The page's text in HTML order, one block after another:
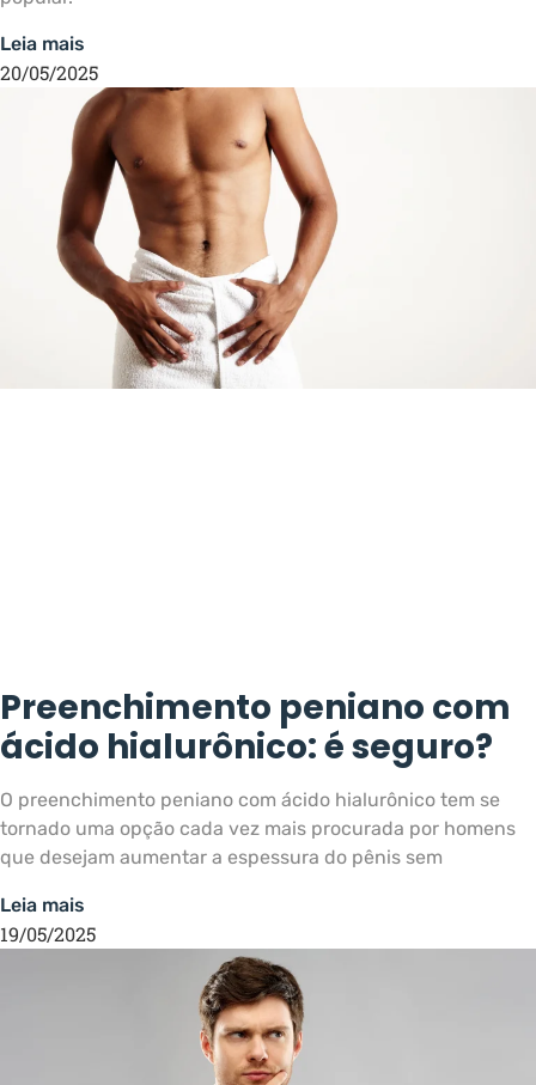
Leia mais
20/05/2025
Preenchimento peniano com
ácido hialurônico: é seguro?
O preenchimento peniano com ácido hialurônico tem se
tornado uma opção cada vez mais procurada por homens
que desejam aumentar a espessura do pênis sem
Leia mais
19/05/2025